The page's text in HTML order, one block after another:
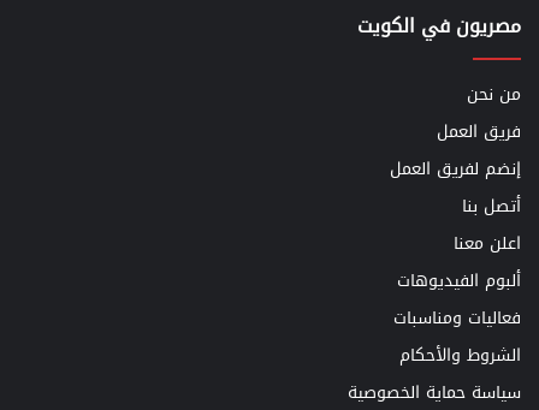
مصريون في الكويت
من نحن
فريق العمل
إنضم لفريق العمل
أتصل بنا
اعلن معنا
ألبوم الفيديوهات
فعاليات ومناسبات
الشروط والأحكام
سياسة حماية الخصوصية